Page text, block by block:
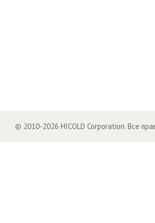
© 2010-2026 HICOLD Corporation. Все